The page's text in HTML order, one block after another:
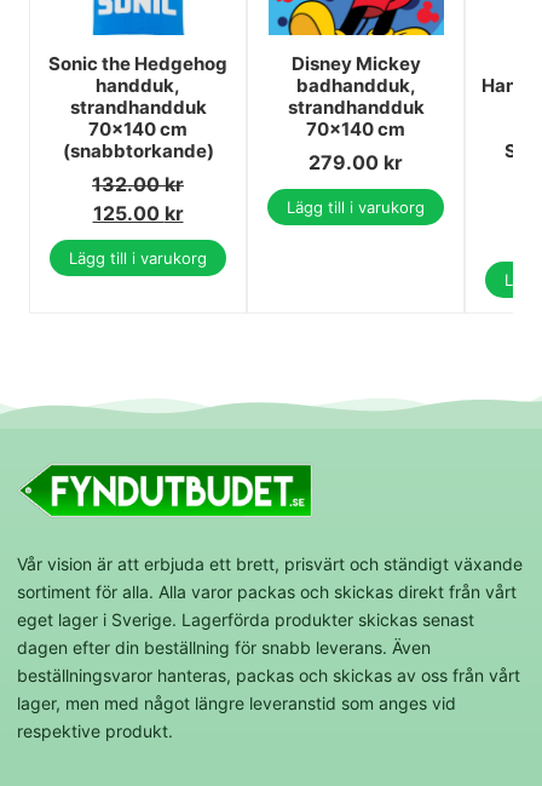
Sonic the Hedgehog
handduk,
strandhandduk
70x140 cm
(snabbtorkande)
132.00kr
125.00 kr
Lägg till i varukorg
Disney Mickey
badhandduk,
strandhandduk
70x140 cm
279.00 kr
Lägg till i varukorg
Vår vision är att erbjuda ett brett, prisvärt och ständigt växande
sortiment för alla. Alla varor packas och skickas direkt från vårt
eget lager i Sverige. Lagerförda produkter skickas senast
dagen efter din beställning för snabb leverans. Även
beställningsvaror hanteras, packas och skickas av oss från vårt
lager, men med något längre leveranstid som anges vid
respektive produkt.